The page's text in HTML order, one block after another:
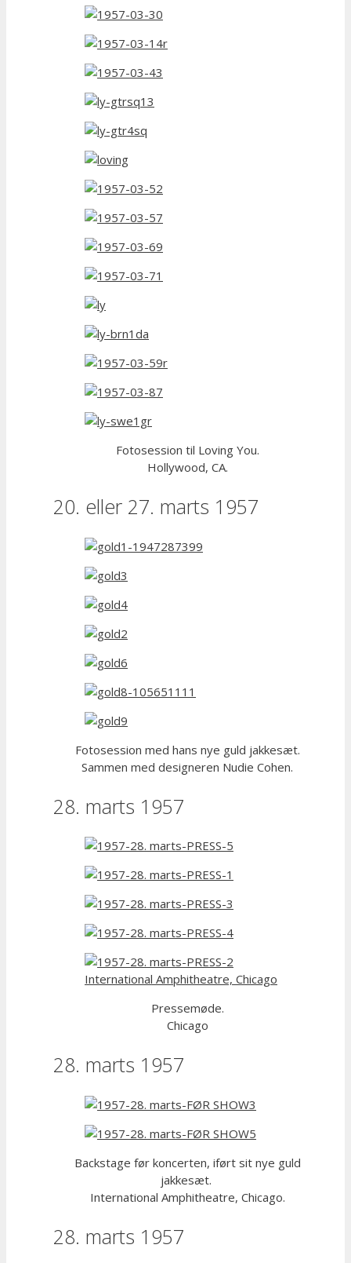
Fotosession til Loving You.
Hollywood, CA.
20. eller 27. marts 1957
Fotosession med hans nye guld jakkesæt.
Sammen med designeren Nudie Cohen.
28. marts 1957
Pressemøde.
Chicago
28. marts 1957
Backstage før koncerten, iført sit nye guld
jakkesæt.
International Amphitheatre, Chicago.
28. marts 1957